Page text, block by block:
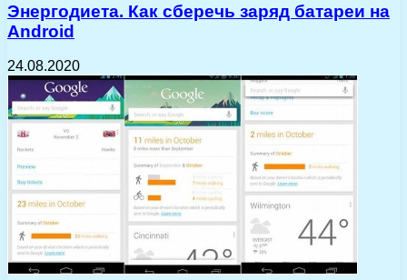
Энергодиета. Как сберечь заряд батареи на
Android
24.08.2020